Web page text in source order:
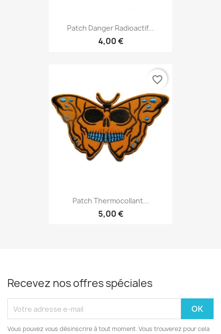
Patch Danger Radioactif...
4,00 €
Patch Thermocollant...
5,00 €
favorite_border
Recevez nos offres spéciales
Vous pouvez vous désinscrire à tout moment. Vous trouverez pour cela